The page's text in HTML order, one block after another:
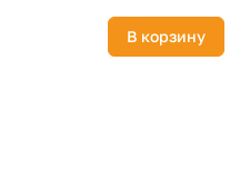
В корзину